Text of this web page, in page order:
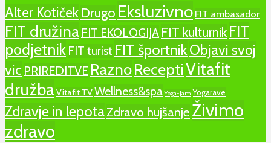
Alter KotičekDrugo Eksluzivno FIT ambasador
FIT družina FIT EKOLOGIJA FIT kulturnikFIT
podjetnik FIT turist FIT športnikObjavi svoj
vic PRIREDITVE RaznoReceptiVitafit
družba Vitafit TVWellness&spa Yoga-Jam Yogarave
Zdravje in lepotaZdravo hujšanjeŽivimo
zdravo